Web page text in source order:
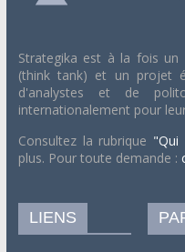
Strategika est à la fois un
(think tank) et un projet
d'analystes et de
internationalement pour
Consultez la rubrique "Qui
plus. Pour toute demande :
LIENS